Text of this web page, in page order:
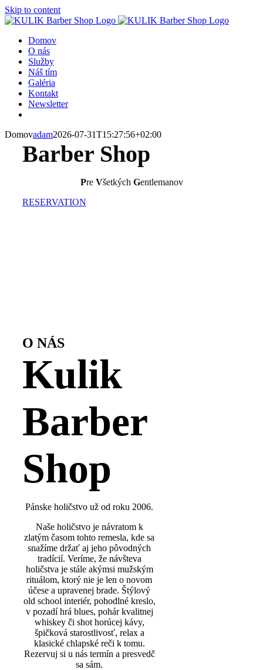
Skip to content
Domov
O nás
Služby
Náš tím
Galéria
Kontakt
Newsletter
Domovadam2026-07-31T15:27:56+02:00
Barber Shop
Pre Všetkých Gentlemanov
RESERVATION
O NÁS
Kulik
Barber
Shop
Pánske holičstvo už od roku 2006.
Naše holičstvo je návratom k
zlatým časom tohto remesla, kde sa
snažíme držať aj jeho pôvodných
tradícií. Veríme, že návšteva
holičstva je stále akýmsi mužským
rituálom, ktorý nie je len o novom
účese a upravenej brade. Štýlový
old school interiér, pohodlné kreslo,
v pozadí hrá blues, pohár kvalitnej
whiskey či shot horúcej kávy,
špičková starostlivosť, relax a
klasické chlapské reči k tomu.
Rezervuj si u nás termín a presvedč
sa sám.